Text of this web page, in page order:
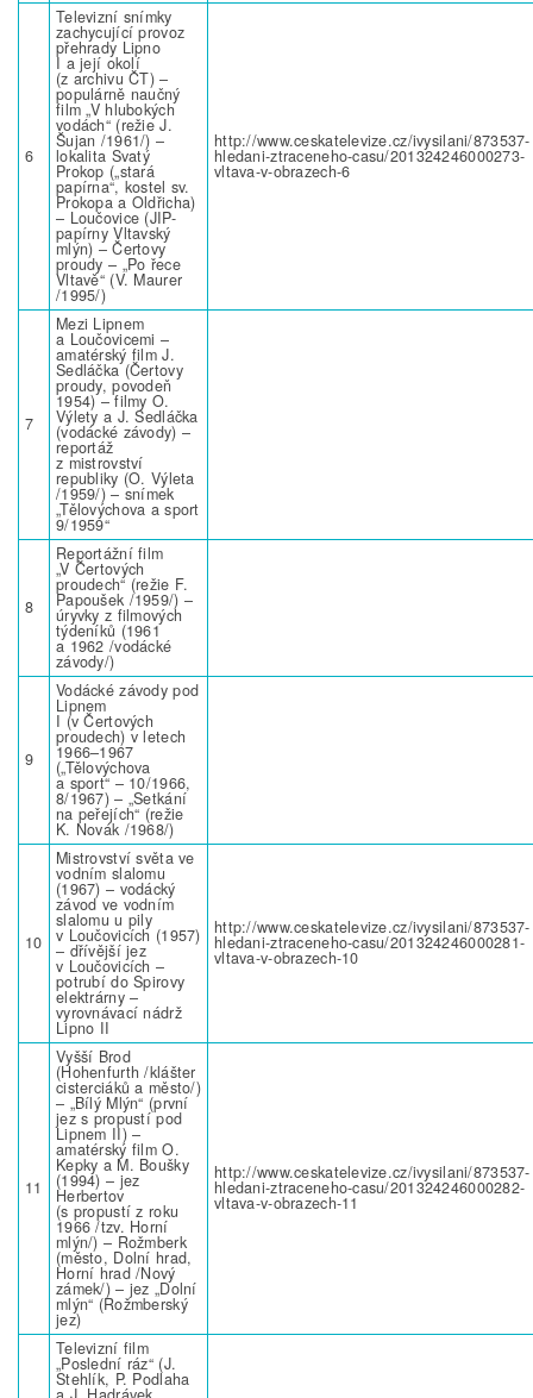
6
Televizní snímky
zachycující provoz
přehrady Lipno
I a její okolí
(z archivu ČT) –
populárně naučný
film „V hlubokých
vodách“ (režie J.
Šujan /1961/) –
lokalita Svatý
Prokop („stará
papírna“, kostel sv.
Prokopa a Oldřicha)
– Loučovice (JIP-
papírny Vltavský
mlýn) – Čertovy
proudy – „Po řece
Vltavě“ (V. Maurer
/1995/)
http://www.ceskatelevize.cz/ivysilani/873537-
hledani-ztraceneho-casu/201324246000273-
vltava-v-obrazech-6
7
Mezi Lipnem
a Loučovicemi –
amatérský film J.
Sedláčka (Čertovy
proudy, povodeň
1954) – filmy O.
Výlety a J. Sedláčka
(vodácké závody) –
reportáž
z mistrovství
republiky (O. Výleta
/1959/) – snímek
„Tělovýchova a sport
9/1959“
8
Reportážní film
„V Čertových
proudech“ (režie F.
Papoušek /1959/) –
úryvky z filmových
týdeníků (1961
a 1962 /vodácké
závody/)
9
Vodácké závody pod
Lipnem
I (v Čertových
proudech) v letech
1966–1967
(„Tělovýchova
a sport“ – 10/1966,
8/1967) – „Setkání
na peřejích“ (režie
K. Novák /1968/)
10
Mistrovství světa ve
vodním slalomu
(1967) – vodácký
závod ve vodním
slalomu u pily
v Loučovicích (1957)
– dřívější jez
v Loučovicích –
potrubí do Spirovy
elektrárny –
vyrovnávací nádrž
Lipno II
http://www.ceskatelevize.cz/ivysilani/873537-
hledani-ztraceneho-casu/201324246000281-
vltava-v-obrazech-10
11
Vyšší Brod
(Hohenfurth /klášter
cisterciáků a město/)
– „Bílý Mlýn“ (první
jez s propustí pod
Lipnem II) –
amatérský film O.
Kepky a M. Boušky
(1994) – jez
Herbertov
(s propustí z roku
1966 /tzv. Horní
mlýn/) – Rožmberk
(město, Dolní hrad,
Horní hrad /Nový
zámek/) – jez „Dolní
mlýn“ (Rožmberský
jez)
http://www.ceskatelevize.cz/ivysilani/873537-
hledani-ztraceneho-casu/201324246000282-
vltava-v-obrazech-11
Televizní film
„Poslední ráz“ (J.
Stehlík, P. Podlaha